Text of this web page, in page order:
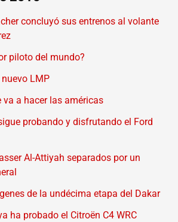
concluyó sus entrenos al volante
piloto del mundo?
LMP
va a hacer las américas
probando y disfrutando el Ford
Al-Attiyah separados por un
de la undécima etapa del Dakar
ha probado el Citroën C4 WRC